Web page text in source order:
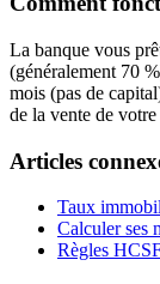
La banque vous
(généralement 70
mois (pas de
de la vente de
Articles
Taux
Calculer ses
Règles